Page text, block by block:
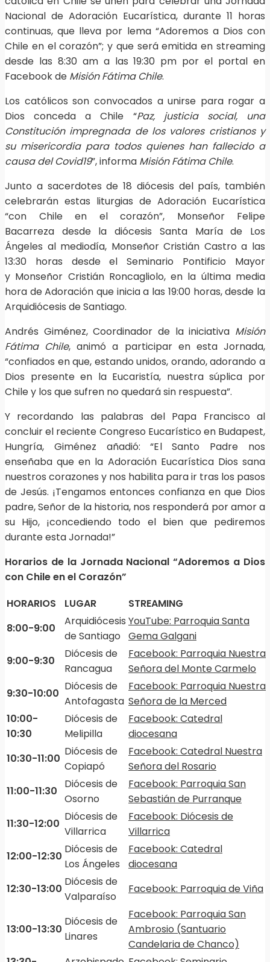
Nacional de Adoración Eucarística, durante 11 horas
continuas, que lleva por lema “Adoremos a Dios con
Chile en el corazón”; y que será emitida en streaming
desde las 8:30 am a las 19:30 pm por el portal en
Facebook de Misión Fátima Chile.
Los católicos son convocados a unirse para rogar a
Dios conceda a Chile “Paz, justicia social, una
Constitución impregnada de los valores cristianos y
su misericordia para todos quienes han fallecido a
causa del Covid19”, informa Misión Fátima Chile.
Junto a sacerdotes de 18 diócesis del país, también
celebrarán estas liturgias de Adoración Eucarística
“con Chile en el corazón”, Monseñor Felipe
Bacarreza desde la diócesis Santa María de Los
Ángeles al mediodía, Monseñor Cristián Castro a las
13:30 horas desde el Seminario Pontificio Mayor
y Monseñor Cristián Roncagliolo, en la última media
hora de Adoración que inicia a las 19:00 horas, desde la
Arquidiócesis de Santiago.
Andrés Giménez, Coordinador de la iniciativa Misión
Fátima Chile, animó a participar en esta Jornada,
“confiados en que, estando unidos, orando, adorando a
Dios presente en la Eucaristía, nuestra súplica por
Chile y los que sufren no quedará sin respuesta”.
Y recordando las palabras del Papa Francisco al
concluir el reciente Congreso Eucarístico en Budapest,
Hungría, Giménez añadió: “El Santo Padre nos
enseñaba que en la Adoración Eucarística Dios sana
nuestros corazones y nos habilita para ir tras los pasos
de Jesús. ¡Tengamos entonces confianza en que Dios
padre, Señor de la historia, nos responderá por amor a
su Hijo, ¡concediendo todo el bien que pediremos
durante esta Jornada!”
Horarios de la Jornada Nacional “Adoremos a Dios
con Chile en el Corazón”
HORARIOS
LUGAR
STREAMING
8:00-9:00
Arquidiócesis
de Santiago
YouTube: Parroquia Santa
Gema Galgani
9:00-9:30
Diócesis de
Rancagua
Facebook: Parroquia Nuestra
Señora del Monte Carmelo
9:30-10:00
Diócesis de
Antofagasta
Facebook: Parroquia Nuestra
Señora de la Merced
10:00-
10:30
Diócesis de
Melipilla
Facebook: Catedral
diocesana
10:30-11:00
Diócesis de
Copiapó
Facebook: Catedral Nuestra
Señora del Rosario
11:00-11:30
Diócesis de
Osorno
Facebook: Parroquia San
Sebastián de Purranque
11:30-12:00
Diócesis de
Villarrica
Facebook: Diócesis de
Villarrica
12:00-12:30
Diócesis de
Los Ángeles
Facebook: Catedral
diocesana
12:30-13:00
Diócesis de
Valparaíso
Facebook: Parroquia de Viña
13:00-13:30
Diócesis de
Linares
Facebook: Parroquia San
Ambrosio (Santuario
Candelaria de Chanco)